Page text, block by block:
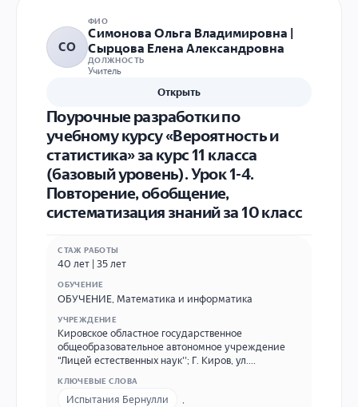
СО
ФИО
Симонова Ольга Владимировна |
Сырцова Елена Александровна
ДОЛЖНОСТЬ
Учитель
Открыть
Поурочные разработки по
учебному курсу «Вероятность и
статистика» за курс 11 класса
(базовый уровень). Урок 1-4.
Повторение, обобщение,
систематизация знаний за 10 класс
СТАЖ РАБОТЫ
40 лет | 35 лет
ОБУЧЕНИЕ
ОБУЧЕНИЕ Математика и информатика
УЧРЕЖДЕНИЕ
Кировское областное государственное
общеобразовательное автономное учреждение
“Лицей естественных наук’’; Г. Киров, ул.
бюджетное общеобразовательное учреждение
средняя общеобразовательная школа №52 города
КЛЮЧЕВЫЕ СЛОВА
Испытания Бернулли